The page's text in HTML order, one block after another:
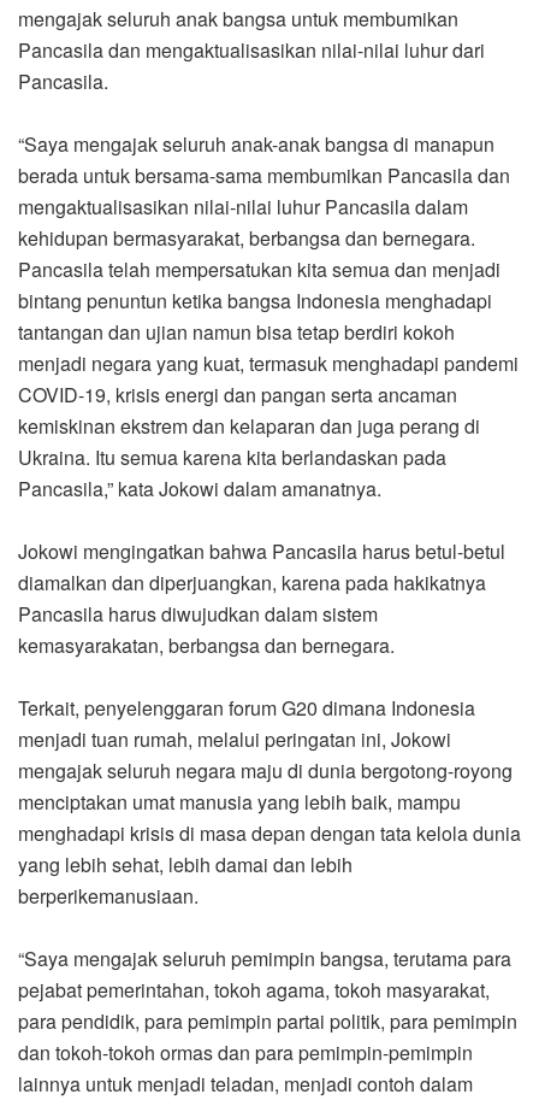
mengajak seluruh anak bangsa untuk membumikan
Pancasila dan mengaktualisasikan nilai-nilai luhur dari
Pancasila.
“Saya mengajak seluruh anak-anak bangsa di manapun
berada untuk bersama-sama membumikan Pancasila dan
mengaktualisasikan nilai-nilai luhur Pancasila dalam
kehidupan bermasyarakat, berbangsa dan bernegara.
Pancasila telah mempersatukan kita semua dan menjadi
bintang penuntun ketika bangsa Indonesia menghadapi
tantangan dan ujian namun bisa tetap berdiri kokoh
menjadi negara yang kuat, termasuk menghadapi pandemi
COVID-19, krisis energi dan pangan serta ancaman
kemiskinan ekstrem dan kelaparan dan juga perang di
Ukraina. Itu semua karena kita berlandaskan pada
Pancasila,” kata Jokowi dalam amanatnya.
Jokowi mengingatkan bahwa Pancasila harus betul-betul
diamalkan dan diperjuangkan, karena pada hakikatnya
Pancasila harus diwujudkan dalam sistem
kemasyarakatan, berbangsa dan bernegara.
Terkait, penyelenggaran forum G20 dimana Indonesia
menjadi tuan rumah, melalui peringatan ini, Jokowi
mengajak seluruh negara maju di dunia bergotong-royong
menciptakan umat manusia yang lebih baik, mampu
menghadapi krisis di masa depan dengan tata kelola dunia
yang lebih sehat, lebih damai dan lebih
berperikemanusiaan.
“Saya mengajak seluruh pemimpin bangsa, terutama para
pejabat pemerintahan, tokoh agama, tokoh masyarakat,
para pendidik, para pemimpin partai politik, para pemimpin
dan tokoh-tokoh ormas dan para pemimpin-pemimpin
lainnya untuk menjadi teladan, menjadi contoh dalam